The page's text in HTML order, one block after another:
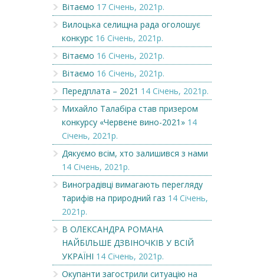
Вітаємо 17 Січень, 2021р.
Вилоцька селищна рада оголошує
конкурс 16 Січень, 2021р.
Вітаємо 16 Січень, 2021р.
Вітаємо 16 Січень, 2021р.
Передплата – 2021 14 Січень, 2021р.
Михайло Талабіра став призером
конкурсу «Червене вино-2021» 14
Січень, 2021р.
Дякуємо всім, хто залишився з нами
14 Січень, 2021р.
Виноградівці вимагають перегляду
тарифів на природний газ 14 Січень,
2021р.
В ОЛЕКСАНДРА РОМАНА
НАЙБІЛЬШЕ ДЗВІНОЧКІВ У ВСІЙ
УКРАЇНІ 14 Січень, 2021р.
Окупанти загострили ситуацію на